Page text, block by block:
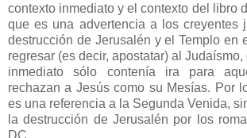
contexto inmediato y el contexto del libro
que es una advertencia a los creyentes
destrucción de Jerusalén y el Templo en
regresar (es decir, apostatar) al
inmediato sólo contenía ira para
rechazan a Jesús como su Mesías. Por
es una referencia a la Segunda Venida,
la destrucción de Jerusalén por los
DC.